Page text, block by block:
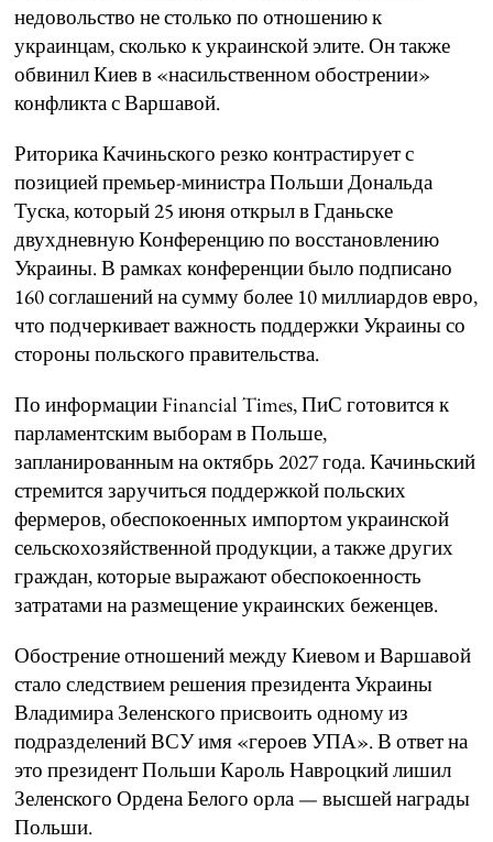
недовольство не столько по отношению к
украинцам, сколько к украинской элите. Он также
обвинил Киев в «насильственном обострении»
конфликта с Варшавой.
Риторика Качиньского резко контрастирует с
позицией премьер-министра Польши Дональда
Туска, который 25 июня открыл в Гданьске
двухдневную Конференцию по восстановлению
Украины. В рамках конференции было подписано
160 соглашений на сумму более 10 миллиардов евро,
что подчеркивает важность поддержки Украины со
стороны польского правительства.
По информации Financial Times, ПиС готовится к
парламентским выборам в Польше,
запланированным на октябрь 2027 года. Качиньский
стремится заручиться поддержкой польских
фермеров, обеспокоенных импортом украинской
сельскохозяйственной продукции, а также других
граждан, которые выражают обеспокоенность
затратами на размещение украинских беженцев.
Обострение отношений между Киевом и Варшавой
стало следствием решения президента Украины
Владимира Зеленского присвоить одному из
подразделений ВСУ имя «героев УПА». В ответ на
это президент Польши Кароль Навроцкий лишил
Зеленского Ордена Белого орла — высшей награды
Польши.